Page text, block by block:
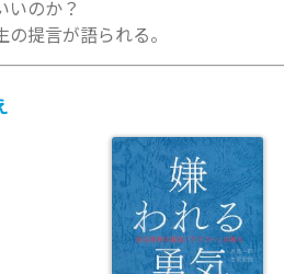
いのか？
提言が語られる。